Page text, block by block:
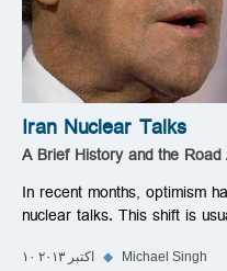
Iran Nuclear Talks
A Brief History and the Road
In recent months, optimism
nuclear talks. This shift is
۱۰ اکتبر ۲۰۱۳ ◆ Michael Singh